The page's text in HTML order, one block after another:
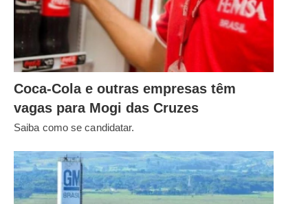
Coca-Cola e outras empresas têm
vagas para Mogi das Cruzes
Saiba como se candidatar.